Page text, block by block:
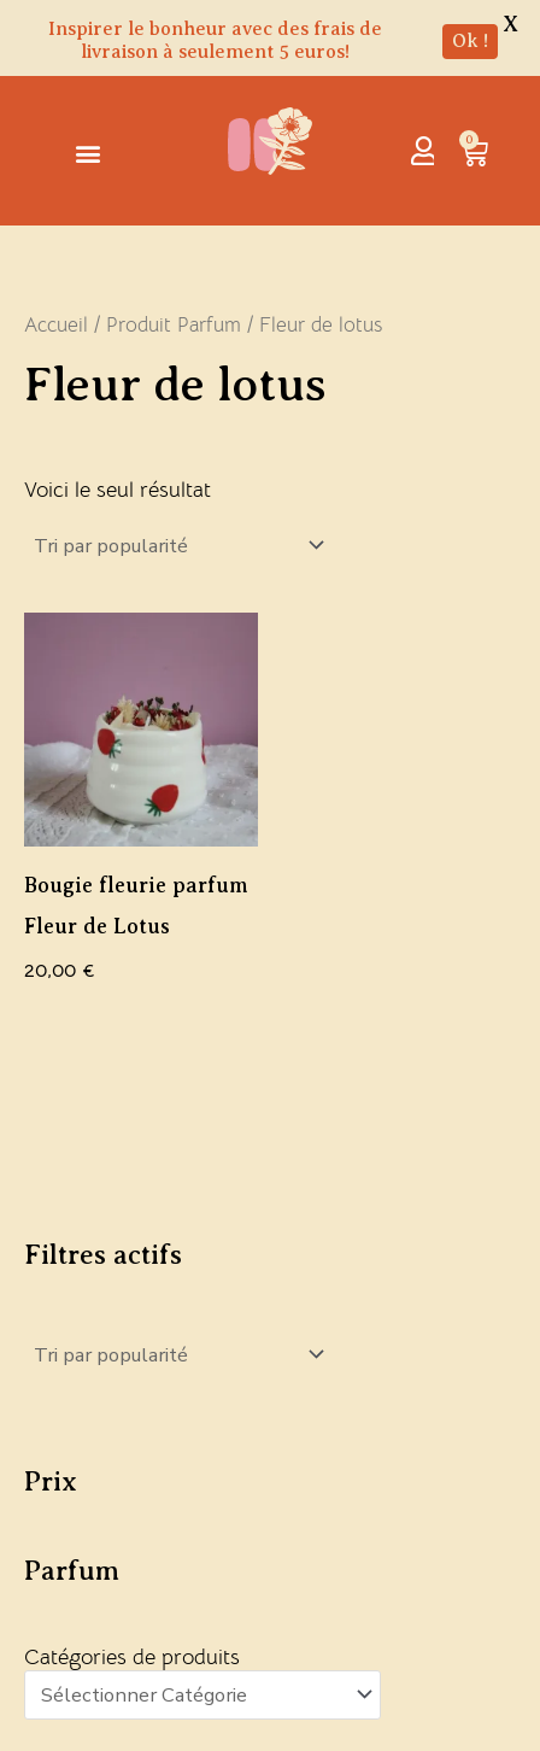
0
Filtres actifs
Prix
Parfum
Catégories de produits
Accueil / Produit Parfum / Fleur de lotus
Fleur de lotus
Voici le seul résultat
Bougie fleurie parfum
Fleur de Lotus
20,00 €
Inspirer le bonheur avec des frais de
livraison à seulement 5 euros!
Ok !
X